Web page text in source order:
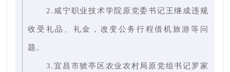
2.咸宁职业技术学院原党委书记王继成违规
收受礼品、礼金，改变公务行程借机旅游等问
题。
3.宜昌市猇亭区农业农村局原党组书记罗家